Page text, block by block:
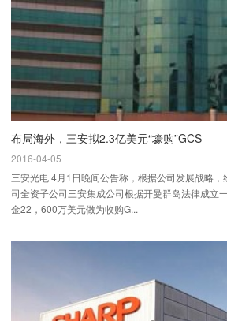
布局海外，三安拟2.3亿美元“壕购”GCS
2016-04-05
三安光电 4月1日晚间公告称，根据公司发展战略
司全资子公司三安集成公司根据开曼群岛法律成立
金22，600万美元做为收购G...